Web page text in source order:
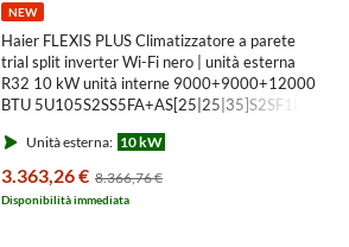
NEW
Haier FLEXIS PLUS Climatizzatore a parete
trial split inverter Wi-Fi nero | unità esterna
R32 10 kW unità interne 9000+9000+12000
BTU 5U105S2SS5FA+AS[25|25|35]S2SF1FA-
Unità esterna: 10 kW
3.363,26 € 8.366,76 €
Disponibilità immediata